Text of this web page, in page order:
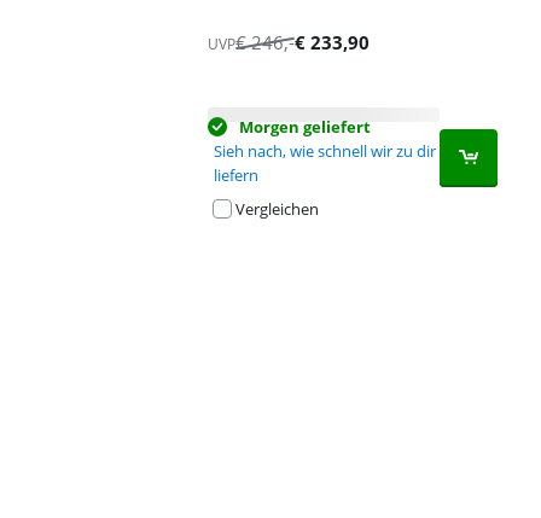
UVP€246,-€ 233,90
Morgen geliefert
Sieh nach, wie schnell wir zu dir
liefern
Vergleichen